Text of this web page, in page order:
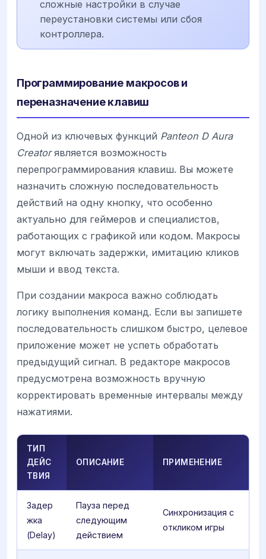
сложные настройки в случае
переустановки системы или сбоя
контроллера.
Программирование макросов и
переназначение клавиш
Одной из ключевых функций Panteon D Aura
Creatorявляется возможность
перепрограммирования клавиш. Вы можете
назначить сложную последовательность
действий на одну кнопку, что особенно
актуально для геймеров и специалистов,
работающих с графикой или кодом. Макросы
могут включать задержки, имитацию кликов
мыши и ввод текста.
При создании макроса важно соблюдать
логику выполнения команд. Если вы запишете
последовательность слишком быстро, целевое
приложение может не успеть обработать
предыдущий сигнал. В редакторе макросов
предусмотрена возможность вручную
корректировать временные интервалы между
нажатиями.
ТИП
ДЕЙС
ТВИЯ
ОПИСАНИЕ ПРИМЕНЕНИЕ
Задер
жка
(Delay)
Пауза перед
следующим
действием
Синхронизация с
откликом игры